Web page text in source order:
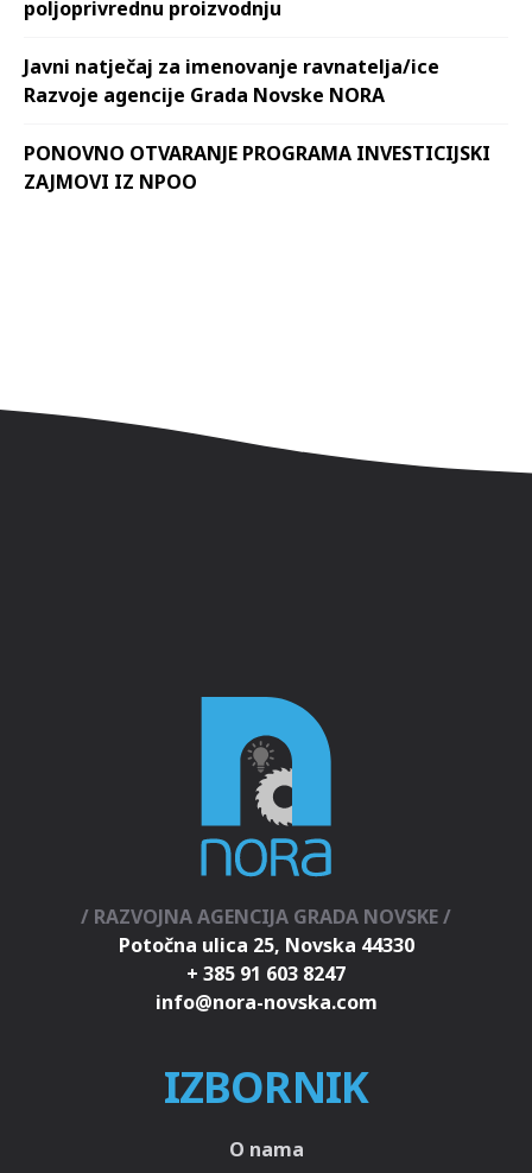
poljoprivrednu proizvodnju
Javni natječaj za imenovanje ravnatelja/ice
Razvoje agencije Grada Novske NORA
PONOVNO OTVARANJE PROGRAMA INVESTICIJSKI
ZAJMOVI IZ NPOO
/ RAZVOJNA AGENCIJA GRADA NOVSKE /
Potočna ulica 25, Novska 44330
+ 385 91 603 8247
IZBORNIK
O nama